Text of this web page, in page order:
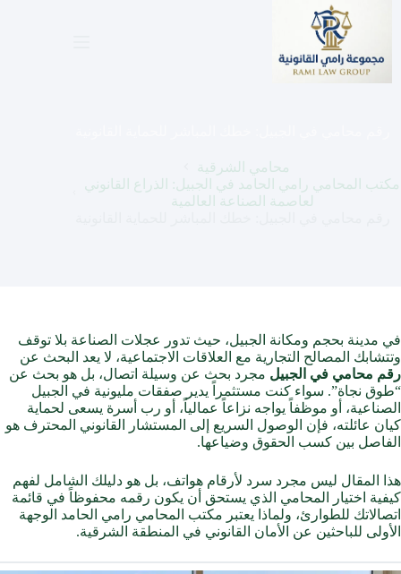
محامي الشرقية
مكتب المحامي رامي الحامد في الجبيل: الذراع القانوني
لعاصمة الصناعة العالمية
في مدينة بحجم ومكانة الجبيل، حيث تدور عجلات الصناعة بلا توقف
وتتشابك المصالح التجارية مع العلاقات الاجتماعية، لا يعد البحث عن
رقم محامي في الجبيل مجرد بحث عن وسيلة اتصال، بل هو بحث عن
“طوق نجاة”. سواء كنت مستثمراً يدير صفقات مليونية في الجبيل
الصناعية، أو موظفاً يواجه نزاعاً عمالياً، أو رب أسرة يسعى لحماية
كيان عائلته، فإن الوصول السريع إلى المستشار القانوني المحترف هو
الفاصل بين كسب الحقوق وضياعها.
هذا المقال ليس مجرد سرد لأرقام هواتف، بل هو دليلك الشامل لفهم
كيفية اختيار المحامي الذي يستحق أن يكون رقمه محفوظاً في قائمة
اتصالاتك للطوارئ، ولماذا يعتبر مكتب المحامي رامي الحامد الوجهة
الأولى للباحثين عن الأمان القانوني في المنطقة الشرقية.